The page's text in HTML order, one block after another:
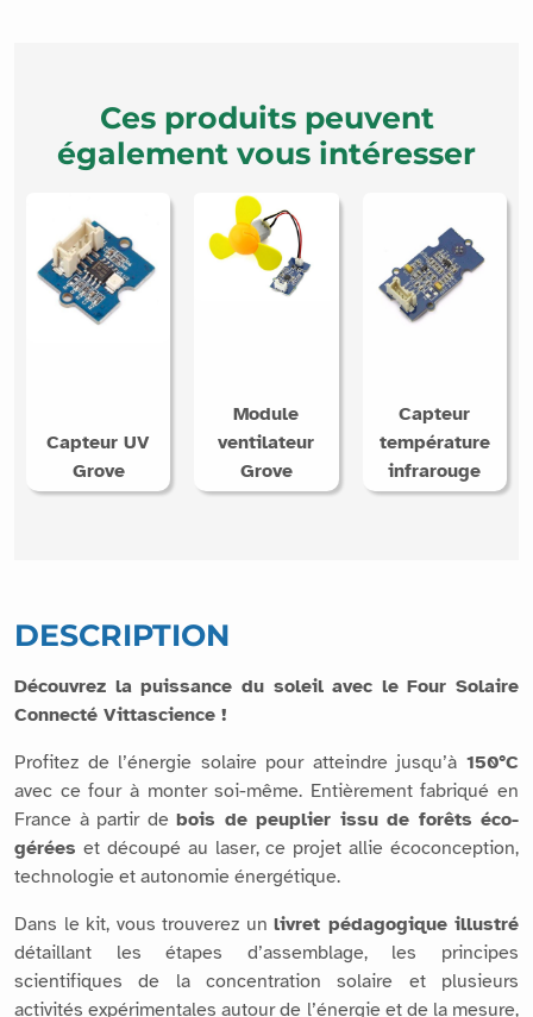
également vous intéresser
Grove
ventilateur
Grove
température
infrarouge
Découvrez la puissance du soleil avec le Four Solaire
Connecté Vittascience !
avec ce four à monter soi-même. Entièrement fabriqué en
France à partir debois de peuplier issu de forêts éco-
gérées et découpé au laser, ce projet allie écoconception,
technologie et autonomie énergétique.
Dans le kit, vous trouverez un livret pédagogique illustré
détaillant les étapes d’assemblage, les principes
scientifiques de la concentration solaire et plusieurs
activités expérimentales autour de l’énergie et de la mesure,
ainsi que les éléments suivants :